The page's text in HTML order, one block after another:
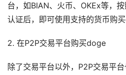
台，如BIAN、火币、OKEx等，
认证后，即可使用支持的货币购买
2. 在P2P交易平台购买doge
除了交易平台以外，P2P交易平